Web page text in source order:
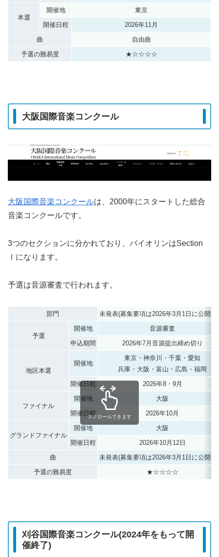
本選
開催地
東京
開催日程
2026年11月
曲
自由曲
予選の難易度
★☆☆☆☆
大阪国際音楽コンクール
大阪国際音楽コンクールは、2000年にスタートした総合
音楽コンクールです。
3つのセクションに分かれており、バイオリンはSection
Ⅰになります。
予選は音源審査で行われます。
部門 未発表(募集要項は2026年3月1日に公開予
予選
開催地
音源審査
申込期間
2026年7月音源提出締め切り
地区本選
開催地
東京・神奈川・千葉・愛知
兵庫・大阪・富山・広島・福岡
開催日程
2026年8・9月
ファイナル
開催地
大阪
開催日程
2026年10月
グランドファイナル
開催地
大阪
開催日程
2026年10月12日
曲
未発表(募集要項は2026年3月1日に公開予
予選の難易度
★☆☆☆☆
スクロールできます
刈谷国際音楽コンクール(2024年をもって開
催終了)